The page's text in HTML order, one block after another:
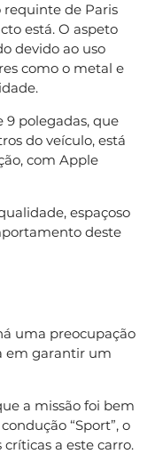
requinte de Paris
está. O aspeto
devido ao uso
como o metal e
9 polegadas, que
do veículo, está
com Apple
espaçoso
deste
uma preocupação
em garantir um
a missão foi bem
“Sport”, o
a este carro.